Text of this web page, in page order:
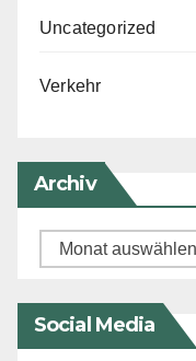
Uncategorized
Verkehr
Archiv
Archiv
Social Media